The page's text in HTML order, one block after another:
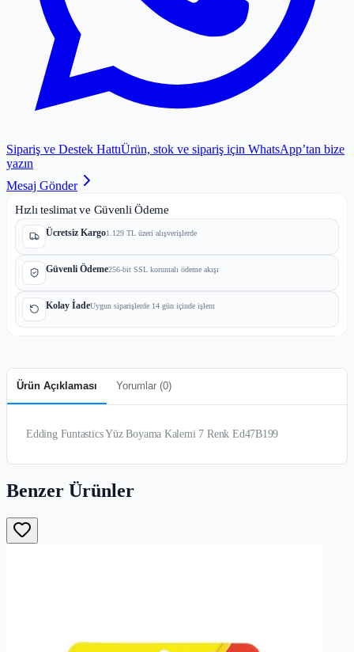
Sipariş ve Destek HattıÜrün, stok ve sipariş için WhatsApp’tan bize
yazın
Mesaj Gönder
Hızlı teslimat ve Güvenli Ödeme
Ücretsiz Kargo1.129 TL üzeri alışverişlerde
Güvenli Ödeme256-bit SSL korumalı ödeme akışı
Kolay İadeUygun siparişlerde 14 gün içinde işlem
Ürün Açıklaması Yorumlar (0)
Edding Funtastics Yüz Boyama Kalemi 7 Renk Ed47B199
Benzer Ürünler